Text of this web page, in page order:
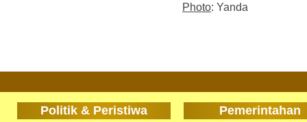
Photo: Yanda
Politik & Peristiwa Pemerintahan